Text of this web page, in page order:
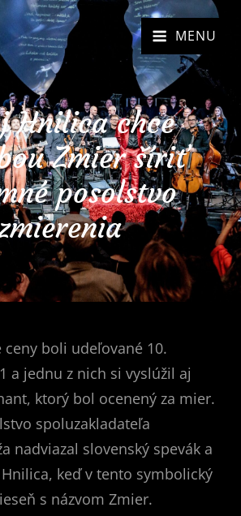
MENU
Hnilica chce
Zmier šíriť
posolstvo
ceny boli udeľované 10.
a jednu z nich si vyslúžil aj
ktorý bol ocenený za mier.
spoluzakladateľa
nadviazal slovenský spevák a
keď v tento symbolický
s názvom Zmier.